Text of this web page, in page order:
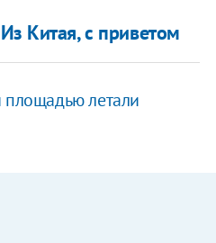
Китая, с приветом
летали